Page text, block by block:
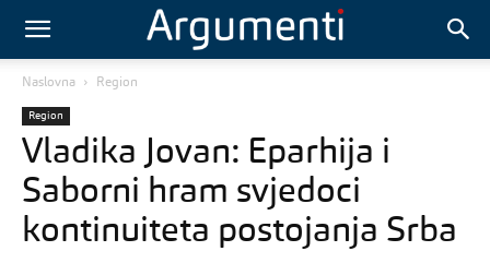
Naslovna Region
Region
Vladika Jovan: Eparhija i
Saborni hram svjedoci
kontinuiteta postojanja Srba